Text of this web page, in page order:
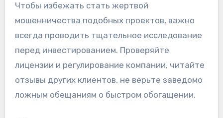
Чтобы избежать стать жертвой
мошенничества подобных проектов, важно
всегда проводить тщательное исследование
перед инвестированием. Проверяйте
лицензии и регулирование компании, читайте
отзывы других клиентов, не верьте заведомо
ложным обещаниям о быстром обогащении.